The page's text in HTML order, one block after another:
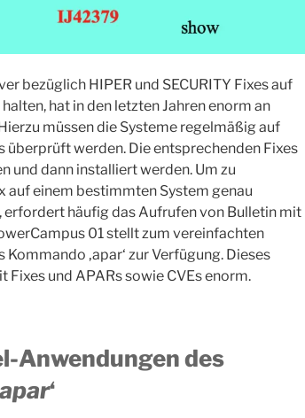
bezüglich HIPER und SECURITY Fixes auf
hat in den letzten Jahren enorm an
müssen die Systeme regelmäßig auf
überprüft werden. Die entsprechenden Fixes
und dann installiert werden. Um zu
auf einem bestimmten System genau
erfordert häufig das Aufrufen von Bulletin mit
01 stellt zum vereinfachten
‚apar‘ zur Verfügung. Dieses
und APARs sowie CVEs enorm.
Anwendungen des
apar‘